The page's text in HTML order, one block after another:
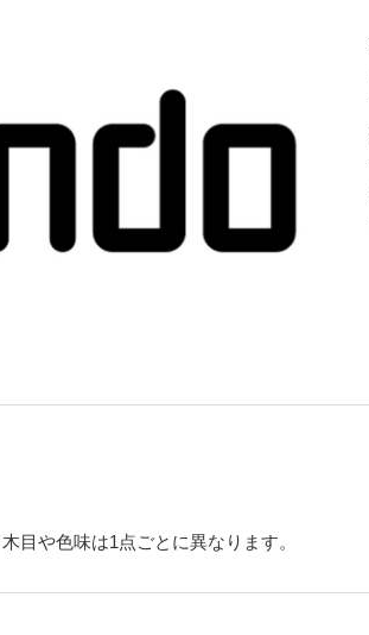
目や色味は1点ごとに異なります。